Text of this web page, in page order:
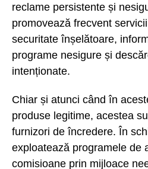
reclame persistente și
promovează frecvent
securitate înșelătoare,
programe nesigure și
intenționate.
Chiar și atunci când în
produse legitime, acestea
furnizori de încredere. În
exploatează programele de
comisioane prin mijloace